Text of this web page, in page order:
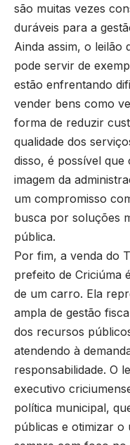
são muitas vezes
duráveis para a
Ainda assim, o leilão
pode servir de
estão enfrentando
vender bens como
forma de reduzir
qualidade dos
disso, é possível
imagem da
um compromisso
busca por soluções
pública.
Por fim, a venda do
prefeito de Criciúma
de um carro. Ela
ampla de gestão
dos recursos
atendendo à
responsabilidade. O
executivo
política municipal,
públicas e otimizar o